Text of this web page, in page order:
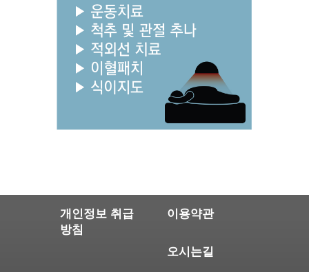
개인정보 취급
방침
이용약관
오시는길